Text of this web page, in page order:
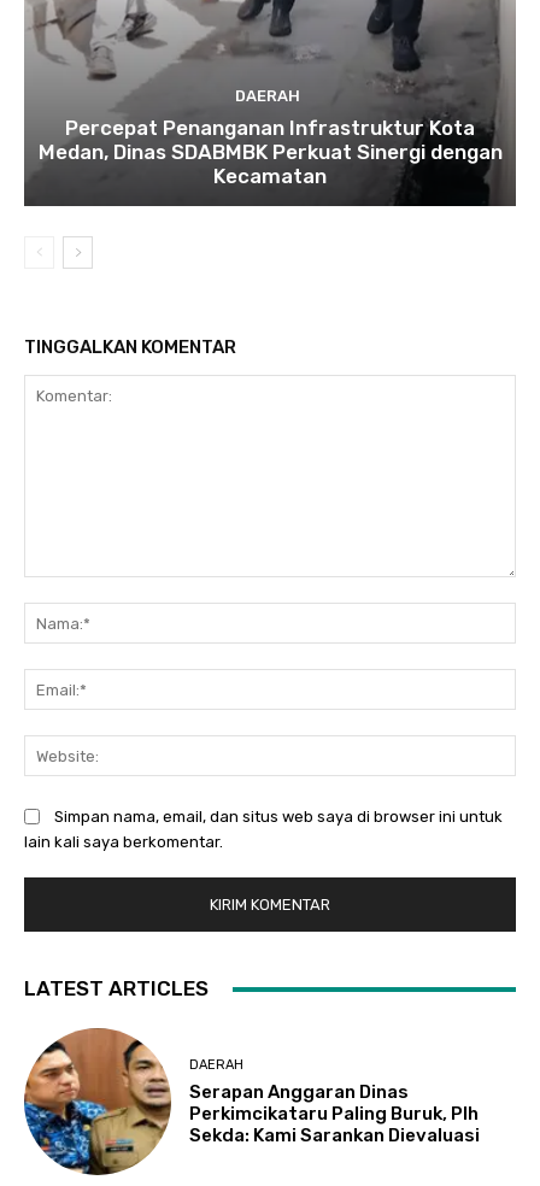
DAERAH
Percepat Penanganan Infrastruktur Kota
Medan, Dinas SDABMBK Perkuat Sinergi dengan
Kecamatan
TINGGALKAN KOMENTAR
Simpan nama, email, dan situs web saya di browser ini untuk
lain kali saya berkomentar.
LATEST ARTICLES
DAERAH
Serapan Anggaran Dinas
Perkimcikataru Paling Buruk, Plh
Sekda: Kami Sarankan Dievaluasi